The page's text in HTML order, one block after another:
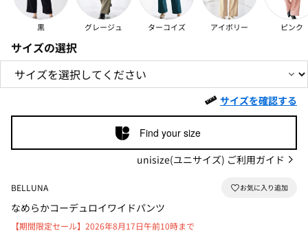
黒 グレージュ ターコイズ アイボリー ピンク
サイズの選択
サイズを確認する
Find your size
unisize(ユニサイズ) ご利用ガイド
BELLUNA
なめらかコーデュロイワイドパンツ
【期間限定セール】2026年8月17日午前10時まで